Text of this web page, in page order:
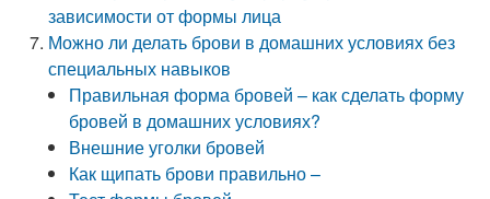
зависимости от формы лица
Можно ли делать брови в домашних условиях без
специальных навыков
Правильная форма бровей – как сделать форму
бровей в домашних условиях?
Внешние уголки бровей
Как щипать брови правильно –